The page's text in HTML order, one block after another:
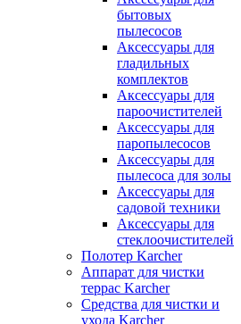
бытовых
пылесосов
Аксессуары для
гладильных
комплектов
Аксессуары для
пароочистителей
Аксессуары для
паропылесосов
Аксессуары для
пылесоса для золы
Аксессуары для
садовой техники
Аксессуары для
стеклоочистителей
Полотер Karcher
Аппарат для чистки
террас Karcher
Средства для чистки и
ухода Karcher